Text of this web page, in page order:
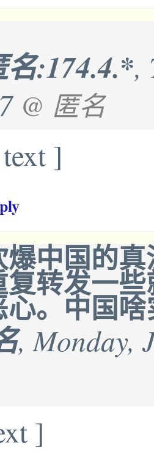
名:174.4.*,
@ 匿名
]
中国的
转发一
。中国
, Monday,
]